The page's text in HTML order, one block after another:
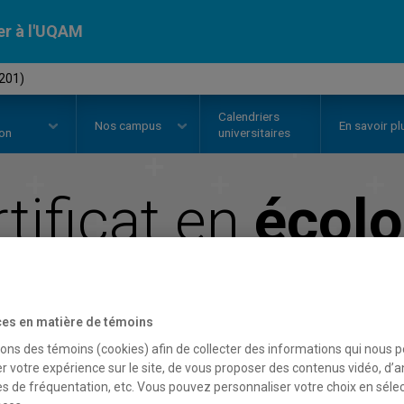
à l'UQAM
Nos campus
Calendriers
universitaires
En savoir
en
en matière de témoins
des témoins (cookies) afin de collecter des informations qui nous
votre expérience sur le site, de vous proposer des contenus vidéo,
de fréquentation, etc. Vous pouvez personnaliser votre choix en